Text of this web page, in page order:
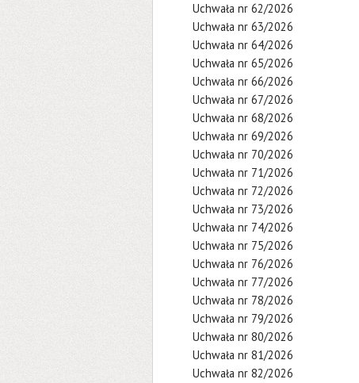
Uchwała nr 62/2026
Uchwała nr 63/2026
Uchwała nr 64/2026
Uchwała nr 65/2026
Uchwała nr 66/2026
Uchwała nr 67/2026
Uchwała nr 68/2026
Uchwała nr 69/2026
Uchwała nr 70/2026
Uchwała nr 71/2026
Uchwała nr 72/2026
Uchwała nr 73/2026
Uchwała nr 74/2026
Uchwała nr 75/2026
Uchwała nr 76/2026
Uchwała nr 77/2026
Uchwała nr 78/2026
Uchwała nr 79/2026
Uchwała nr 80/2026
Uchwała nr 81/2026
Uchwała nr 82/2026